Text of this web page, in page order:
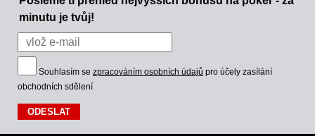
minutu je tvůj!
Souhlasím se zpracováním osobních údajů pro účely zasílání
obchodních sdělení